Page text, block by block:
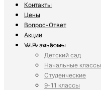
Контакты
Цены
Вопрос-Ответ
Акции
V.I.P. альбомы
Детский сад
Начальные классы
Студенческие
9-11 классы